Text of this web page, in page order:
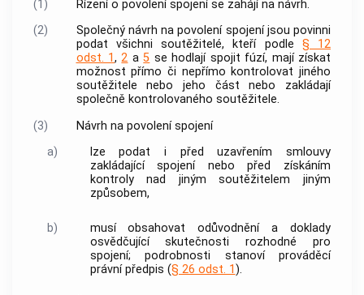
(1)
Řízení o povolení spojení se zahájí na návrh.
(2)
Společný návrh na povolení spojení jsou povinni
podat všichni soutěžitelé, kteří podle § 12
odst. 1,2 a5 se hodlají spojit fúzí, mají získat
možnost přímo či nepřímo kontrolovat jiného
soutěžitele nebo jeho část nebo zakládají
společně kontrolovaného soutěžitele.
(3)
Návrh na povolení spojení
a)
lze podat i před uzavřením smlouvy
zakládající spojení nebo před získáním
kontroly nad jinýmsoutěžitelem jiným
způsobem,
b)
musí obsahovat odůvodnění a doklady
osvědčující skutečnosti rozhodné pro
spojení; podrobnosti stanoví prováděcí
právní předpis (§ 26 odst. 1).